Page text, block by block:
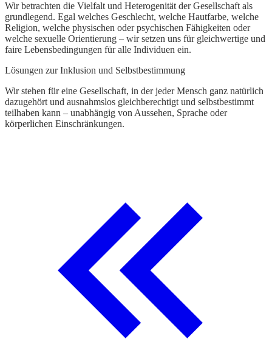
Wir betrachten die Vielfalt und Heterogenität der Gesellschaft als
grundlegend. Egal welches Geschlecht, welche Hautfarbe, welche
Religion, welche physischen oder psychischen Fähigkeiten oder
welche sexuelle Orientierung – wir setzen uns für gleichwertige und
faire Lebensbedingungen für alle Individuen ein.
Lösungen zur Inklusion und Selbstbestimmung
Wir stehen für eine Gesellschaft, in der jeder Mensch ganz natürlich
dazugehört und ausnahmslos gleichberechtigt und selbstbestimmt
teilhaben kann – unabhängig von Aussehen, Sprache oder
körperlichen Einschränkungen.